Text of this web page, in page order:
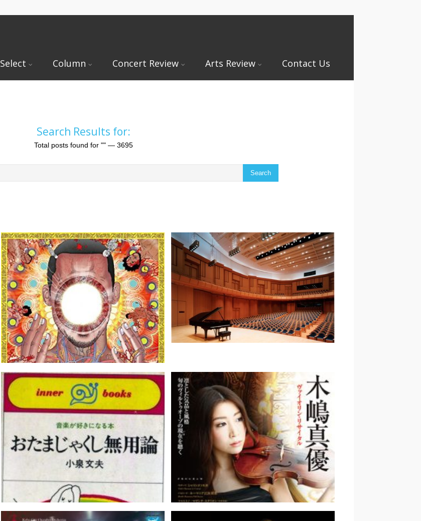
Select Column Concert Review Arts Review Contact Us
Search Results for:
Total posts found for"" — 3695
小人閑居為不善日記｜悪魔とカルト
のカリフォルニア――サンダーキャ
ット《Drunk》｜noirse
Back Stage｜第一生命ホールで、オ
ペラ！？｜田中玲子